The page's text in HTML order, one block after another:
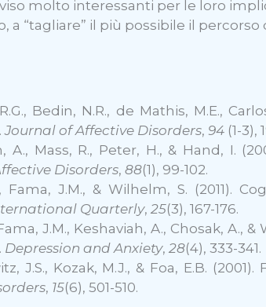
molto interessanti per le loro
a “tagliare” il più possibile il
Bedin, N.R., de Mathis, M.E.,
Journal of Affective Disorders, 94 (1-3),
A., Mass, R., Peter, H., & Hand, I.
Disorders, 88(1), 99-102.
Fama, J.M., & Wilhelm, S. (2011).
Quarterly, 25(3), 167-176.
Fama, J.M., Keshaviah, A., Chosak,
Depression and Anxiety, 28(4), 333-341.
J.S., Kozak, M.J., & Foa, E.B.
, 15(6), 501-510.